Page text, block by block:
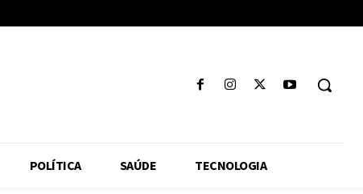
POLÍTICA SAÚDE TECNOLOGIA